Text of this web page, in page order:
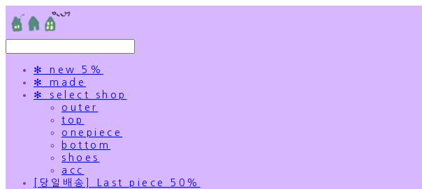
✻ new 5%
✻ made
✻ select shop
outer
top
onepiece
bottom
shoes
acc
[당일배송] Last piece 50%